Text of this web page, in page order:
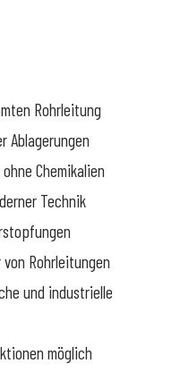
Rohrleitung
Ablagerungen
Chemikalien
Technik
Rohrleitungen
und industrielle
möglich